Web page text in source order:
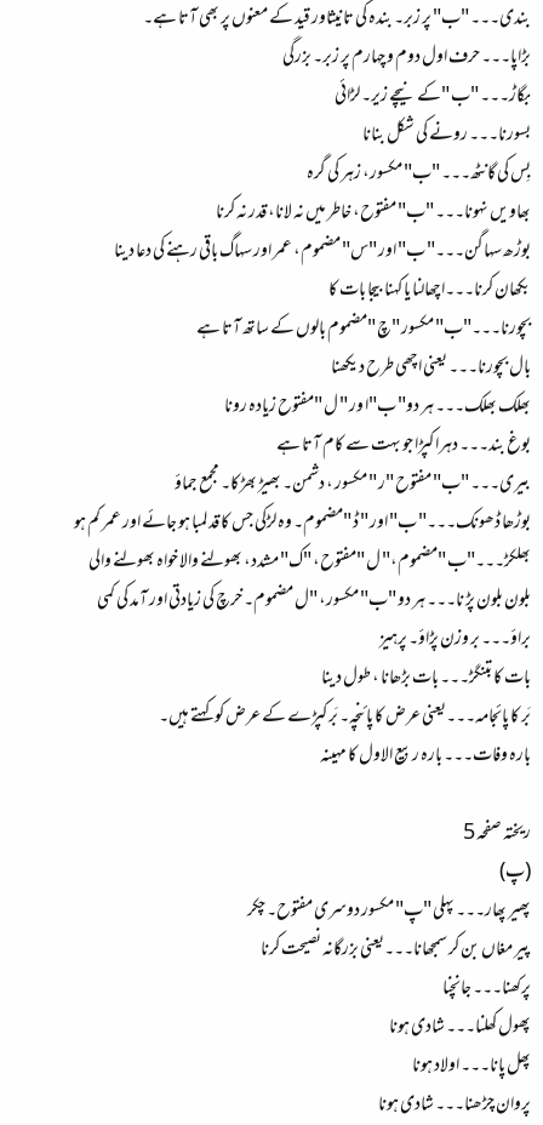
بندی۔۔۔ "ب" پر زبر۔ بندہ کی تانیثاور قید کے معنوں پر بھی آتا ہے۔
بڑاپا۔۔۔ حرف اول دوم و چہارم پر زبر۔ بزرگی
بگاڑ۔۔۔ "ب "کے نیچے زیر۔ لڑائی
بسورنا۔۔۔ رونے کی شکل بنانا
بِس کی گانٹھ۔۔۔ "ب" مکسور، زہر کی گرہ
بھاویں نہونا۔۔۔ "ب" مفتوح، خاطر میں نہ لانا، قدر نہ کرنا
بوڑھ سہاگن۔۔۔" ب" اور "س" مضموم، عمر اور سہاگ باقی رہنے کی دعا دینا
بکھان کرنا۔۔۔اچھالنا یا کہنا بیجا بات کا
بچورنا۔۔۔"ب" مکسور "چ "مضموم بالوں کے ساتھ آتا ہے
بال بچورنا۔۔۔ یعنی اچھی طرح دیکھنا
بھلک بھلک۔۔۔ ہر دو" ب"ا ور " ل "مفتوح زیادہ رونا
بوغ بند۔۔۔ دہرا کپڑا جو بہت سے کام آتا ہے
بیری۔۔۔ "ب" مفتوح "ر " مکسور ، دشمن۔ بھیڑ بھڑکا۔ مجمع جماؤ
بوڑھا ڈھونک۔۔۔" ب" اور " ڈ "مضموم۔ وہ لڑکی جس کا قد لمبا ہو جائے اور عمر کم ہو
بھلکڑ۔۔۔"ب "مضموم،" ل "مفتوح، "ک" مشدد، بھولنے والا خواہ بھولنے والی
بلون بلون پڑ نا۔۔۔ ہر دو "ب" مکسور، "ل مضموم۔ خرچ کی زیادتی اور آمد کی کمی
براؤ۔۔۔ بر وزن پڑاؤ۔ پرہیز
بات کا بتنگڑ۔۔۔ بات بڑھانا ، طول دینا
بَر کا پائجامہ۔۔۔یعنی عرض کا پائنچہ۔ بَر کپڑے کے عرض کو کہتے ہیں۔
بارہ وفات۔۔۔ بارہ ربیع الاول کا مہینہ
ریختہ صفحہ 5
(پ)
پھیر پھار۔۔۔ پہلی "پ" مکسور دوسری مفتوح۔ چکر
پیر مغاں بن کر سمجھانا۔۔۔یعنی بزرگانہ نصیحت کرنا
پرکھنا۔۔۔ جانچنا
پھول کھلنا۔۔۔ شادی ہونا
پھل پانا۔۔۔ اولاد ہونا
پروان چڑھنا۔۔۔ شادی ہونا